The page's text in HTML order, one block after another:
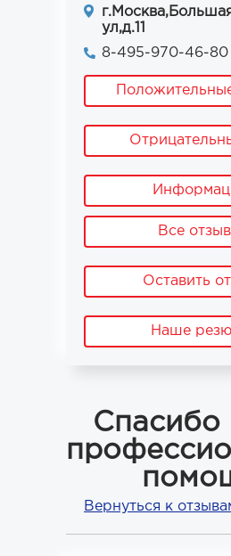
ул,д.11
8-495-970-46-80
Все
Оставить
Наше
Спасибо
Вернуться к